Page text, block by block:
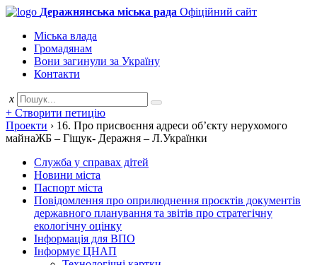
Деражнянська міська рада Офіційний сайт
Міська влада
Громадянам
Вони загинули за Україну
Контакти
x
+ Створити петицію
Проекти › 16. Про присвоєння адреси об’єкту нерухомого
майнаЖБ – Гіщук- Деражня – Л.Українки
Служба у справах дітей
Новини міста
Паспорт міста
Повідомлення про оприлюднення проєктів документів
державного планування та звітів про стратегічну
екологічну оцінку
Інформація для ВПО
Інформує ЦНАП